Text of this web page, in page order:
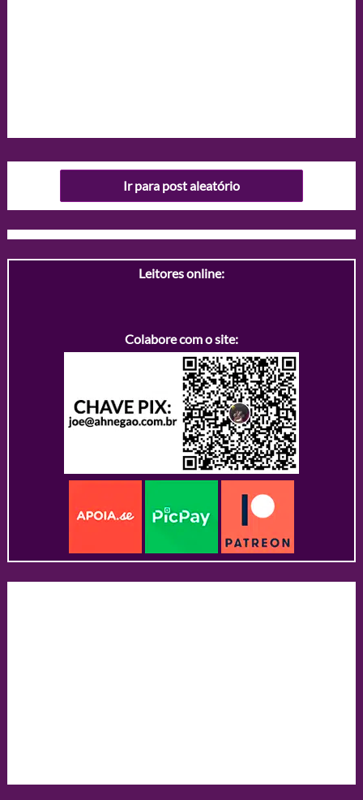
Ir para post aleatório
Leitores online:
Colabore com o site: